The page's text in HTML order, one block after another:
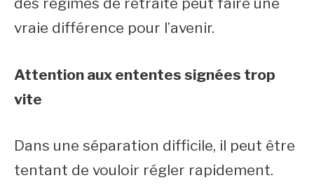
vraie différence pour l’avenir.
Attention aux ententes signées trop
vite
Dans une séparation difficile, il peut être
tentant de vouloir régler rapidement.